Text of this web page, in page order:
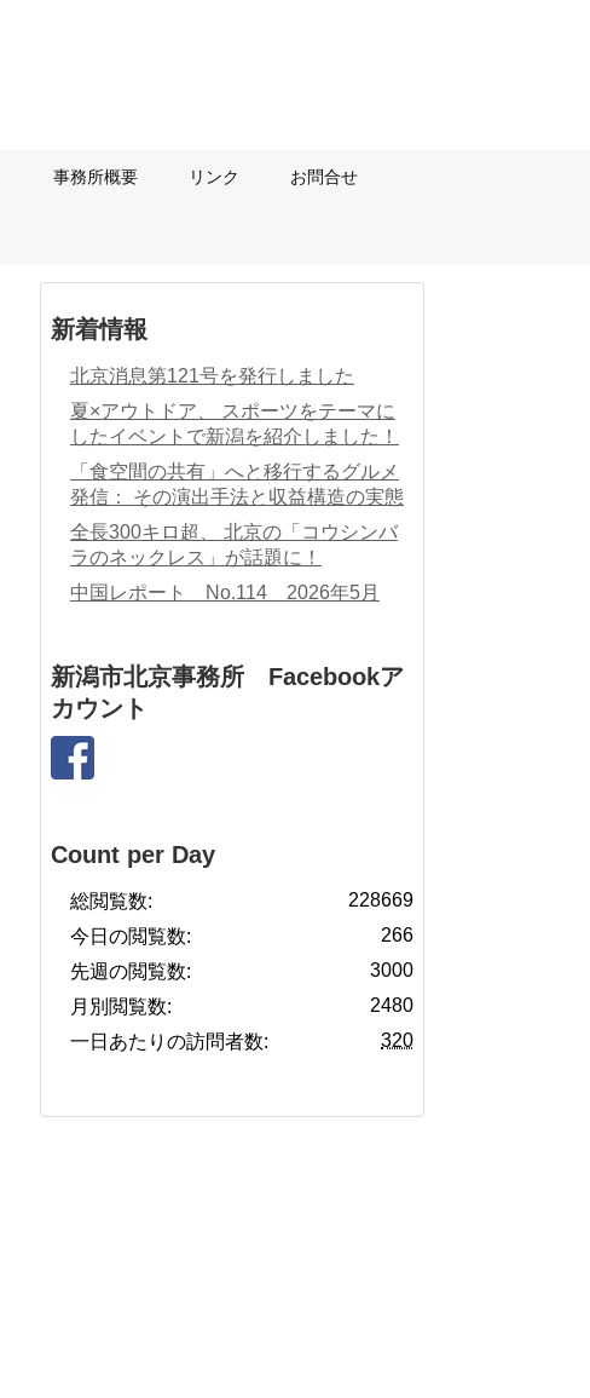
事務所概要 リンク お問合せ
新着情報
北京消息第121号を発行しました
夏×アウトドア、 スポーツをテーマに
したイベントで新潟を紹介しました！
「食空間の共有」へと移行するグルメ
発信： その演出手法と収益構造の実態
全長300キロ超、 北京の「コウシンバ
ラのネックレス」が話題に！
中国レポート No.114 2026年5月
新潟市北京事務所 Facebookア
カウント
Count per Day
228669
総閲覧数:
266
今日の閲覧数:
3000
先週の閲覧数:
2480
月別閲覧数:
320
一日あたりの訪問者数: